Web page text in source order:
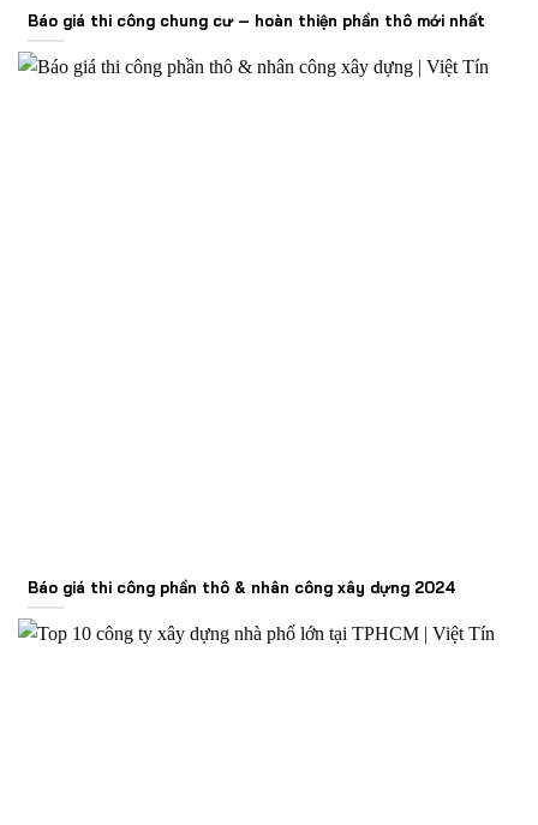
Báo giá thi công chung cư – hoàn thiện phần thô mới nhất
Báo giá thi công phần thô & nhân công xây dựng 2024